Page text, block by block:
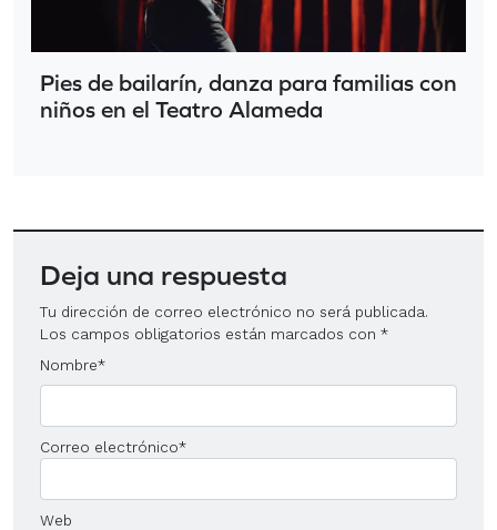
Pies de bailarín, danza para familias con
niños en el Teatro Alameda
Deja una respuesta
Tu dirección de correo electrónico no será publicada.
Los campos obligatorios están marcados con *
Nombre*
Correo electrónico*
Web